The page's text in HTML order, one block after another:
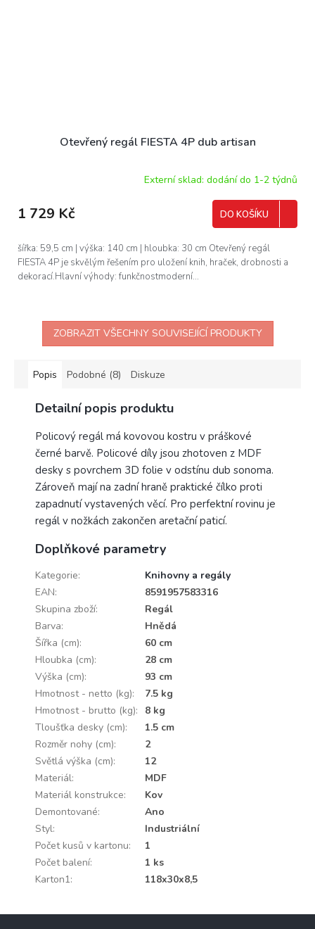
Otevřený regál FIESTA 4P dub artisan
Externí sklad: dodání do 1-2 týdnů
1 729 Kč DO KOŠÍKU
šířka: 59,5 cm | výška: 140 cm | hloubka: 30 cm Otevřený regál
FIESTA 4P je skvělým řešením pro uložení knih, hraček, drobnosti a
dekorací.Hlavní výhody: funkčnostmoderní...
ZOBRAZIT VŠECHNY SOUVISEJÍCÍ PRODUKTY
Popis Podobné (8) Diskuze
Detailní popis produktu
Policový regál má kovovou kostru v práškové
černé barvě. Policové díly jsou zhotoven z MDF
desky s povrchem 3D folie v odstínu dub sonoma.
Zároveň mají na zadní hraně praktické čílko proti
zapadnutí vystavených věcí. Pro perfektní rovinu je
regál v nožkách zakončen aretační paticí.
Doplňkové parametry
Kategorie:
Knihovny a regály
EAN:
8591957583316
Skupina zboží:
Regál
Barva:
Hnědá
Šířka (cm):
60 cm
Hloubka (cm):
28 cm
Výška (cm):
93 cm
Hmotnost - netto (kg):
7.5 kg
Hmotnost - brutto (kg):
8 kg
Tloušťka desky (cm):
1.5 cm
Rozměr nohy (cm):
2
Světlá výška (cm):
12
Materiál:
MDF
Materiál konstrukce:
Kov
Demontované:
Ano
Styl:
Industriální
Počet kusů v kartonu:
1
Počet balení:
1 ks
Karton1: 118x30x8,5